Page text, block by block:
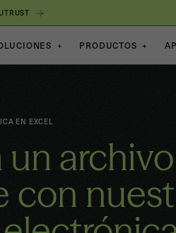
+ PRODUCTOS +
EN EXCEL
un
con